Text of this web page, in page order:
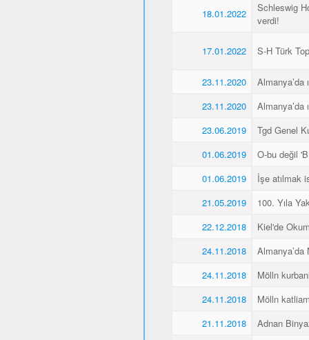
18.01.2022
Schleswig
verdi!
17.01.2022 S-H Türk
23.11.2020
Almanya’da
23.11.2020
Almanya’da
23.06.2019
Tgd Genel
01.06.2019
O-bu değil
01.06.2019
İşe atılmak
21.05.2019
100. Yıla
22.12.2018
Kiel'de
24.11.2018
Almanya’da
24.11.2018
Mölln
24.11.2018
Mölln
21.11.2018
Adnan